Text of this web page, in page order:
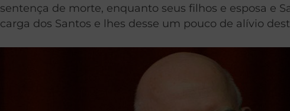
sentença de morte, enquanto seus filhos e esposa e
carga dos Santos e lhes desse um pouco de alívio